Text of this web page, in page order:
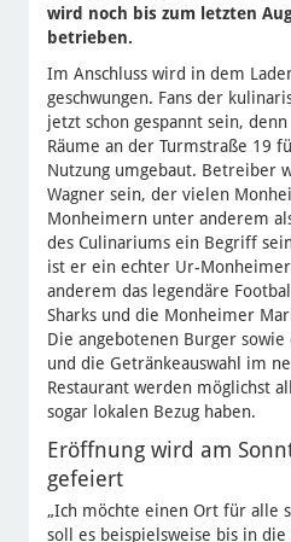
wird noch bis zum letzten
betrieben.
Im Anschluss wird in dem
geschwungen. Fans der
jetzt schon gespannt sein,
Räume an der Turmstraße 19
Nutzung umgebaut. Betreiber
Wagner sein, der vielen
Monheimern unter anderem
des Culinariums ein Begriff
ist er ein echter Ur-
anderem das legendäre
Sharks und die Monheimer
Die angebotenen Burger sowie
und die Getränkeauswahl im
Restaurant werden möglichst
sogar lokalen Bezug haben.
Eröffnung wird am
gefeiert
„Ich möchte einen Ort für alle
soll es beispielsweise bis in